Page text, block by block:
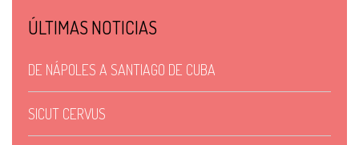
ÚLTIMAS NOTICIAS
DE NÁPOLES A SANTIAGO DE CUBA
SICUT CERVUS